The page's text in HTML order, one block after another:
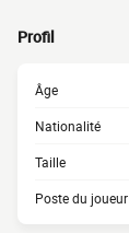
Profil
Âge
Nationalité
Taille
Poste du joueur